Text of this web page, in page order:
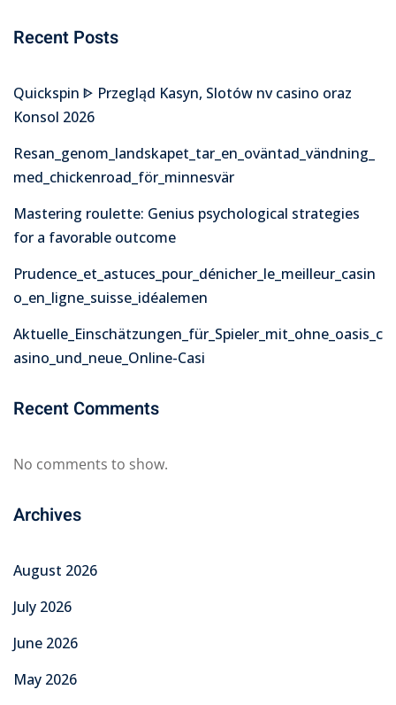
Recent Posts
Quickspin ᐈ Przegląd Kasyn, Slotów nv casino oraz
Konsol 2026
Resan_genom_landskapet_tar_en_oväntad_vändning_
med_chickenroad_för_minnesvär
Mastering roulette: Genius psychological strategies
for a favorable outcome
Prudence_et_astuces_pour_dénicher_le_meilleur_casin
o_en_ligne_suisse_idéalemen
Aktuelle_Einschätzungen_für_Spieler_mit_ohne_oasis_c
asino_und_neue_Online-Casi
Recent Comments
No comments to show.
Archives
August 2026
July 2026
June 2026
May 2026